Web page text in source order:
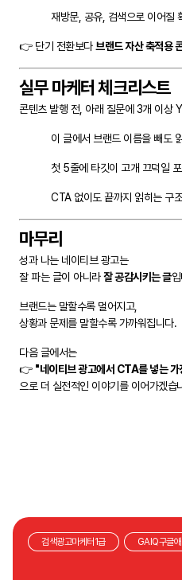
재방문, 공유, 검색으로 이어질
👉 단기 전환보다브랜드 자산 축적용
실무 마케터 체크리스트
콘텐츠 발행 전, 아래 질문에 3개 이상
이 글에서 브랜드 이름을 빼도
첫 5줄에 타깃이 고개 끄덕일
CTA 없이도 끝까지 읽히는 구
마무리
성과 나는 네이티브 광고는
잘 파는 글이 아니라잘 공감시키는 글
브랜드는 말할수록 멀어지고,
상황과 문제를 말할수록 가까워집니다.
다음 글에서는
👉 "네이티브 광고에서 CTA를 넣는 가
으로 더 실전적인 이야기를 이어가겠습
검색광고마케터1급 GAIQ구글